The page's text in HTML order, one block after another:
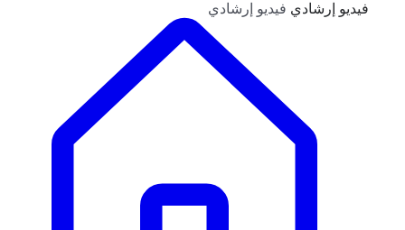
فيديو إرشادي فيديو إرشادي